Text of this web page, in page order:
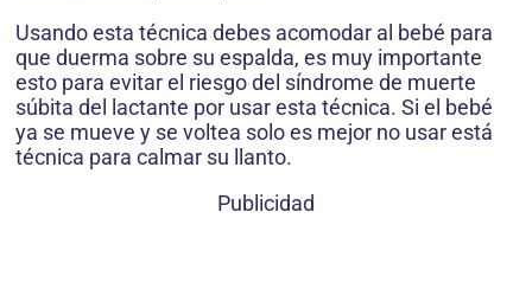
Usando esta técnica debes acomodar al bebé para
que duerma sobre su espalda, es muy importante
esto para evitar el riesgo del síndrome de muerte
súbita del lactante por usar esta técnica. Si el bebé
ya se mueve y se voltea solo es mejor no usar está
técnica para calmar su llanto.
Publicidad